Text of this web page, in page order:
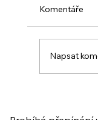
Komentáře
Napsat